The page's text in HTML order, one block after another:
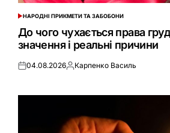
ОПУБЛІКУВАТИ
У
НАРОДНІ ПРИКМЕТИ ТА ЗАБОБОНИ
До чого чухається права
значення і реальні причини
Оприлюднено
04.08.2026Опубліковано
Карпенко Василь